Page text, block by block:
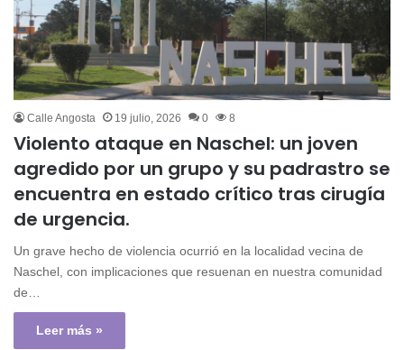
Calle Angosta 19 julio, 2026 0 8
Violento ataque en Naschel: un joven
agredido por un grupo y su padrastro se
encuentra en estado crítico tras cirugía
de urgencia.
Un grave hecho de violencia ocurrió en la localidad vecina de
Naschel, con implicaciones que resuenan en nuestra comunidad
de…
Leer más »